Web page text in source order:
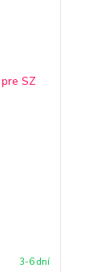
3-6 dní